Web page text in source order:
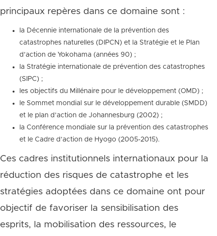
principaux repères dans ce domaine sont :
la Décennie internationale de la prévention des
catastrophes naturelles (DIPCN) et la Stratégie et le Plan
d’action de Yokohama (années 90) ;
la Stratégie internationale de prévention des catastrophes
(SIPC) ;
les objectifs du Millénaire pour le développement (OMD) ;
le Sommet mondial sur le développement durable (SMDD)
et le plan d’action de Johannesburg (2002) ;
la Conférence mondiale sur la prévention des catastrophes
et le Cadre d’action de Hyogo (2005-2015).
Ces cadres institutionnels internationaux pour la
réduction des risques de catastrophe et les
stratégies adoptées dans ce domaine ont pour
objectif de favoriser la sensibilisation des
esprits, la mobilisation des ressources, le